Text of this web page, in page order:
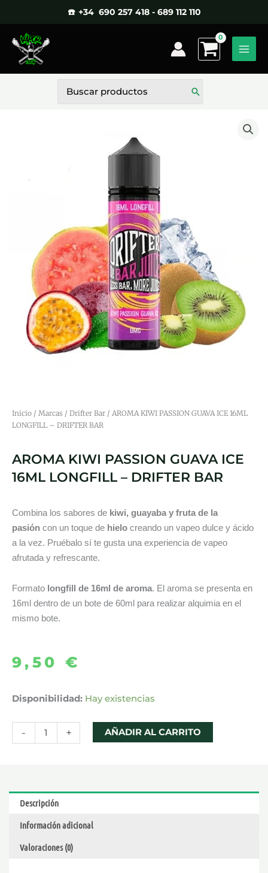
contenido
☎️ +34 690 257 418 - 689 112 110
por:
Inicio / Marcas / Drifter Bar / AROMA KIWI PASSION GUAVA ICE 16ML
LONGFILL – DRIFTER BAR
AROMA KIWI PASSION GUAVA ICE
16ML LONGFILL – DRIFTER BAR
Combina los sabores de kiwi, guayaba y fruta de la
pasión con un toque de hielo creando un vapeo dulce y ácido
a la vez. Pruébalo sí te gusta una experiencia de vapeo
afrutada y refrescante.
Formato longfill de 16ml de aroma. El aroma se presenta en
16ml dentro de un bote de 60ml para realizar alquimia en el
mismo bote.
9,50 €
Disponibilidad: Hay existencias
-
AROMA
PASSION
GUAVA
LONGFILL
DRIFTER
BAR
+ AÑADIR AL CARRITO
Descripción
Información adicional
Valoraciones (0)